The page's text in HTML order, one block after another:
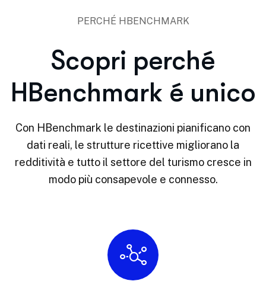
PERCHÉ HBENCHMARK
Scopri perché
HBenchmark é unico
Con HBenchmark le destinazioni pianificano con
dati reali, le strutture ricettive migliorano la
redditività e tutto il settore del turismo cresce in
modo più consapevole e connesso.